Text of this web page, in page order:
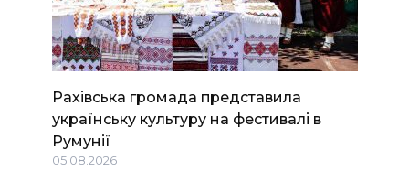
Рахівська громада представила
українську культуру на фестивалі в
Румунії
05.08.2026